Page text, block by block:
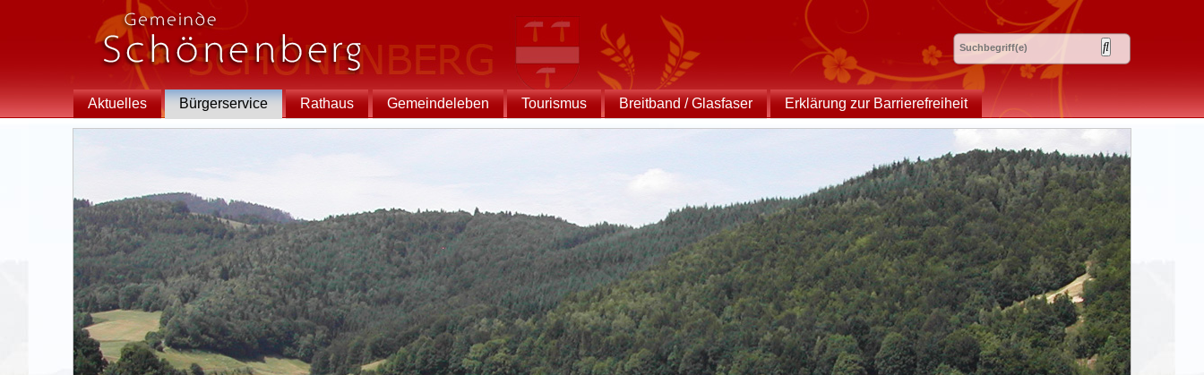
Aktuelles Bürgerservice Rathaus Gemeindeleben Tourismus Breitband / Glasfaser Erklärung zur Barrierefreiheit